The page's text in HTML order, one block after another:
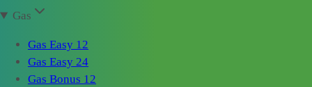
Gas
Gas Easy 12
Gas Easy 24
Gas Bonus 12